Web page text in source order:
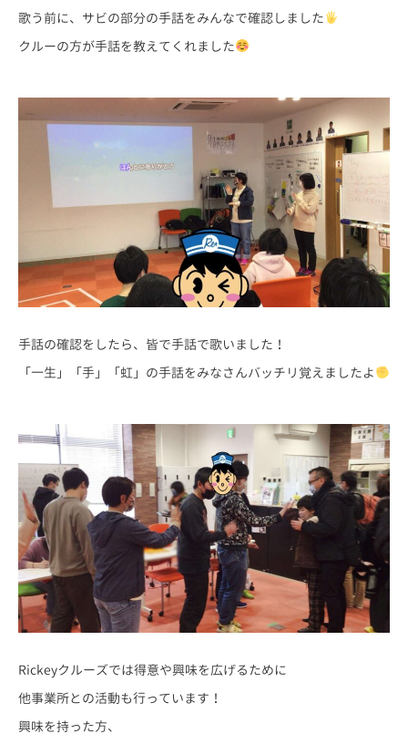
歌う前に、サビの部分の手話をみんなで確認しました
クルーの方が手話を教えてくれました
手話の確認をしたら、皆で手話で歌いました！
「一生」「手」「虹」の手話をみなさんバッチリ覚えましたよ
Rickeyクルーズでは得意や興味を広げるために
他事業所との活動も行っています！
興味を持った方、